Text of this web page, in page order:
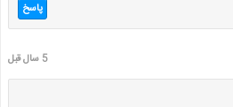
پاسخ
5 سال قبل